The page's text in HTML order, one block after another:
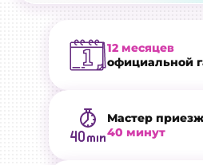
12 месяцев
официальной
Мастер
40 минут